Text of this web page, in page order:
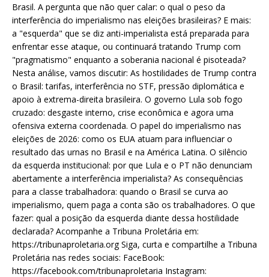
Brasil. A pergunta que não quer calar: o qual o peso da
interferência do imperialismo nas eleições brasileiras? E mais:
a "esquerda" que se diz anti-imperialista está preparada para
enfrentar esse ataque, ou continuará tratando Trump com
"pragmatismo" enquanto a soberania nacional é pisoteada?
Nesta análise, vamos discutir: As hostilidades de Trump contra
o Brasil: tarifas, interferência no STF, pressão diplomática e
apoio à extrema-direita brasileira. O governo Lula sob fogo
cruzado: desgaste interno, crise econômica e agora uma
ofensiva externa coordenada. O papel do imperialismo nas
eleições de 2026: como os EUA atuam para influenciar o
resultado das urnas no Brasil e na América Latina. O silêncio
da esquerda institucional: por que Lula e o PT não denunciam
abertamente a interferência imperialista? As consequências
para a classe trabalhadora: quando o Brasil se curva ao
imperialismo, quem paga a conta são os trabalhadores. O que
fazer: qual a posição da esquerda diante dessa hostilidade
declarada? Acompanhe a Tribuna Proletária em:
https://tribunaproletaria.org Siga, curta e compartilhe a Tribuna
Proletária nas redes sociais: FaceBook:
https://facebook.com/tribunaproletaria Instagram: